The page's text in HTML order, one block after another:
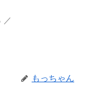
もっちゃん